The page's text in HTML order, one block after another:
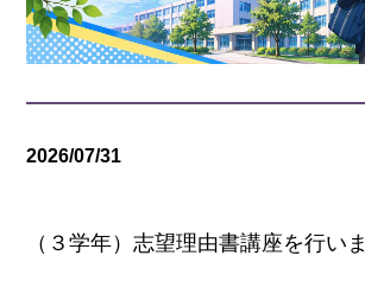
2026/07/31
（３学年）志望理由書講座を行い